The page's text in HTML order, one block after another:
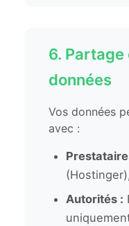
6.
données
Vos données
avec :
Autorités :